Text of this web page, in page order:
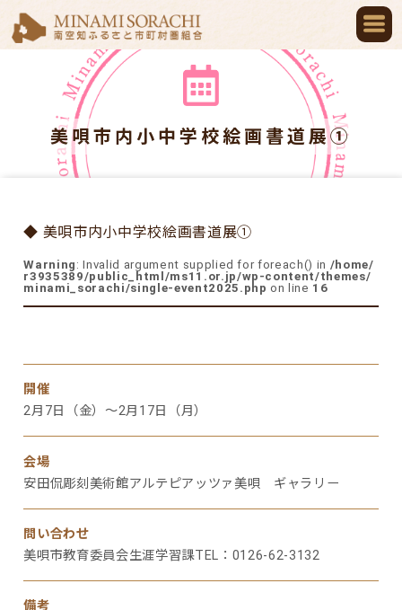
美唄市内小中学校絵画書道展①
◆ 美唄市内小中学校絵画書道展①
Warning : Invalid argument supplied for foreach() in /home/
r3935389/public_html/ms11.or.jp/wp-content/themes/
minami_sorachi/single-event2025.php on line 16
開催
2月7日（金）～2月17日（月）
会場
安田侃彫刻美術館アルテピアッツァ美唄 ギャラリー
問い合わせ
美唄市教育委員会生涯学習課TEL：0126-62-3132
備考